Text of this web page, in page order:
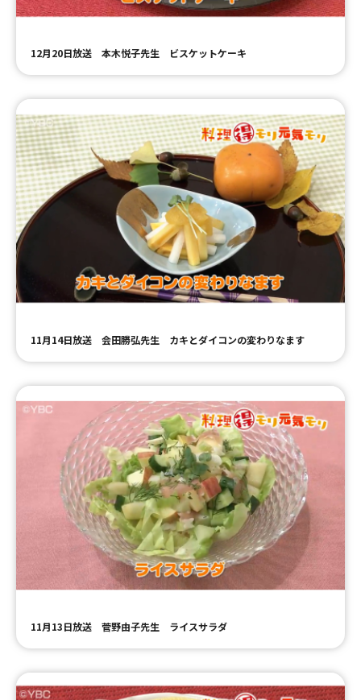
12月20日放送 本木悦子先生 ビスケットケーキ
11月14日放送 会田勝弘先生 カキとダイコンの変わりなます
11月13日放送 菅野由子先生 ライスサラダ